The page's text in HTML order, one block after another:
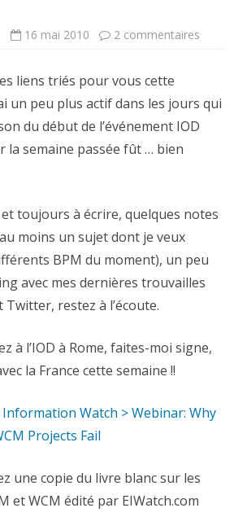
16 mai 2010 2 commentaires
de
la
liens triés pour vous cette
un peu plus actif dans les jours qui
du début de l’événement IOD
la semaine passée fût … bien
toujours à écrire, quelques notes
moins un sujet dont je veux
BPM du moment), un peu
avec mes dernières trouvailles
Twitter, restez à l’écoute.
à l’IOD à Rome, faites-moi signe,
la France cette semaine !!
Watch > Webinar: Why
Projects Fail
une copie du livre blanc sur les
et WCM édité par EIWatch.com